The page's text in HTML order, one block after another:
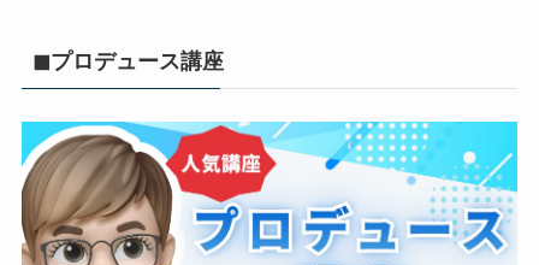
◼︎プロデュース講座